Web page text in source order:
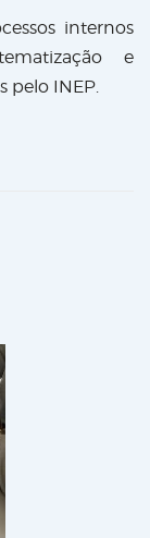
internos
e
pelo INEP.